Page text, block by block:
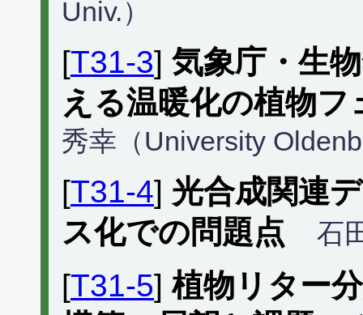
Univ.）
[T31-3] 気象庁・生
える温暖化の植物
秀幸（University
[T31-4] 光合成関連
ス化での問題点
石
[T31-5]植物リター